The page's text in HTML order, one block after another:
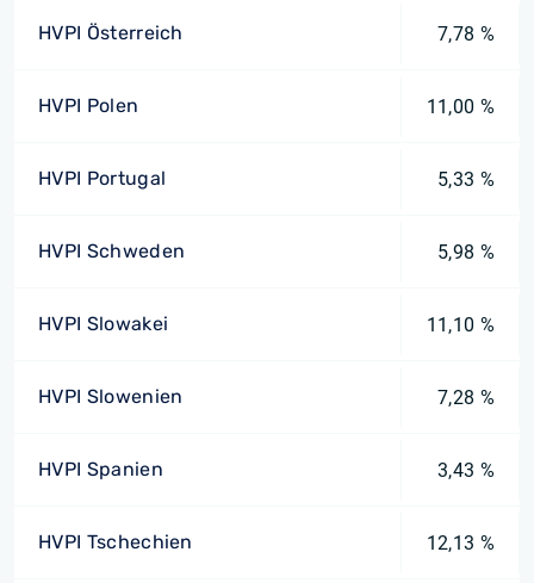
HVPI Österreich 7,78 %
HVPI Polen 11,00 %
HVPI Portugal 5,33 %
HVPI Schweden 5,98 %
HVPI Slowakei 11,10 %
HVPI Slowenien 7,28 %
HVPI Spanien 3,43 %
HVPI Tschechien 12,13 %